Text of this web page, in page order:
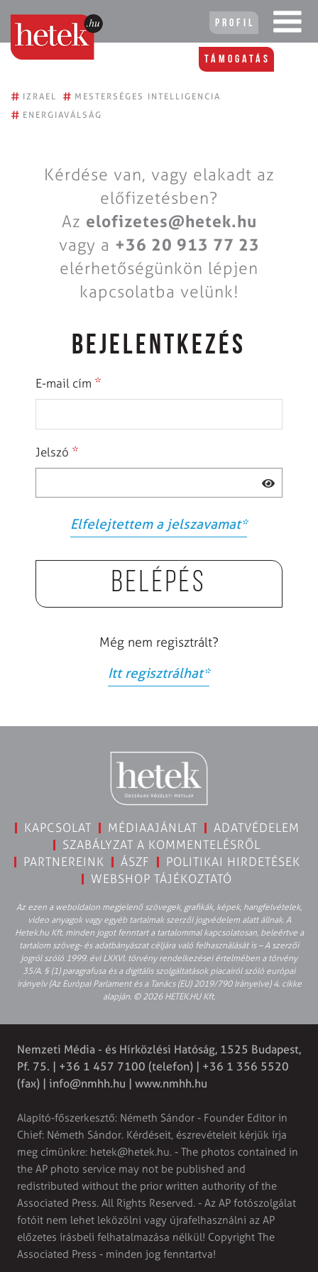
Profil
Támogatás
# IZRAEL # MESTERSÉGES INTELLIGENCIA
# ENERGIAVÁLSÁG
Kérdése van, vagy elakadt az
előfizetésben?
Az elofizetes@hetek.hu
vagy a +36 20 913 77 23
elérhetőségünkön lépjen
kapcsolatba velünk!
BEJELENTKEZÉS
E-mail cím *
Jelszó *
Elfelejtettem a jelszavamat*
Belépés
Még nem regisztrált?
Itt regisztrálhat*
KAPCSOLAT MÉDIAAJÁNLAT
ADATVÉDELEM
SZABÁLYZAT A KOMMENTELÉSRŐL
PARTNEREINK
ÁSZF
POLITIKAI HIRDETÉSEK
WEBSHOP TÁJÉKOZTATÓ
Az ezen a weboldalon megjelenő szövegek, grafikák, képek, hangfelvételek,
video anyagok vagy egyéb tartalmak szerzői jogvédelem alatt állnak. A
Hetek.hu Kft. minden jogot fenntart a tartalommal kapcsolatosan, beleértve a
tartalom szöveg- és adatbányászat céljára való felhasználását is – A szerzői
jogról szóló 1999. évi LXXVI. törvény rendelkezései értelmében a törvény
35/A. § (1) paragrafusa és a digitális szolgáltatások piacairól szóló európai
irányelv (Az Európai Parlament és a Tanács (EU) 2019/790 Irányelve) 4. cikke
alapján. © 2026 HETEK.HU Kft.
Nemzeti Média - és Hírközlési Hatóság, 1525 Budapest,
Pf. 75. | +36 1 457 7100 (telefon) | +36 1 356 5520
(fax) | info@nmhh.hu | www.nmhh.hu
Alapító-főszerkesztő: Németh Sándor - Founder Editor in
Chief: Németh Sándor. Kérdéseit, észrevételeit kérjük írja
meg címünkre: hetek@hetek.hu. - The photos contained in
the AP photo service may not be published and
redistributed without the prior written authority of the
Associated Press. All Rights Reserved. - Az AP fotószolgálat
fotóit nem lehet leközölni vagy újrafelhasználni az AP
előzetes írásbeli felhatalmazása nélkül! Copyright The
Associated Press - minden jog fenntartva!